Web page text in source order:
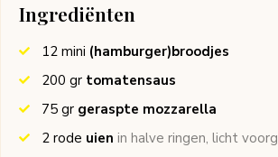
Ingrediënten
12 mini (hamburger)broodjes
200 gr tomatensaus
75 gr geraspte mozzarella
2 rode uien in halve ringen, licht